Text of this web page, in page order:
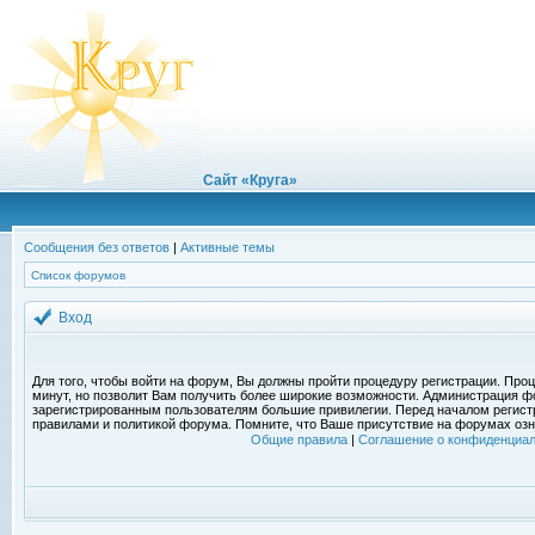
Сайт «Круга»
Сообщения без ответов | Активные темы
Список форумов
Вход
Для того, чтобы войти на форум, Вы должны пройти процедуру регистрации.
минут, но позволит Вам получить более широкие возможности. Администрация
зарегистрированным пользователям большие привилегии. Перед началом
правилами и политикой форума. Помните, что Ваше присутствие на форумах
Общие правила| Соглашение о